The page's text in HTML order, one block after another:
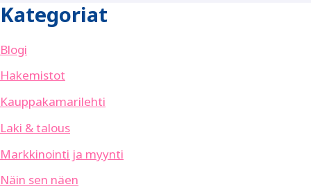
Kategoriat
Blogi
Hakemistot
Kauppakamarilehti
Laki & talous
Markkinointi ja myynti
Näin sen näen